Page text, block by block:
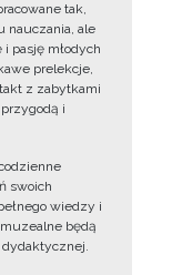
tak,
nauczania, ale
pasję młodych
prelekcje,
z zabytkami
i
swoich
wiedzy i
będą